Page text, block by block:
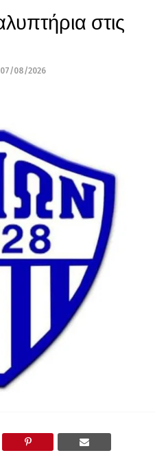
στις
07/08/2026